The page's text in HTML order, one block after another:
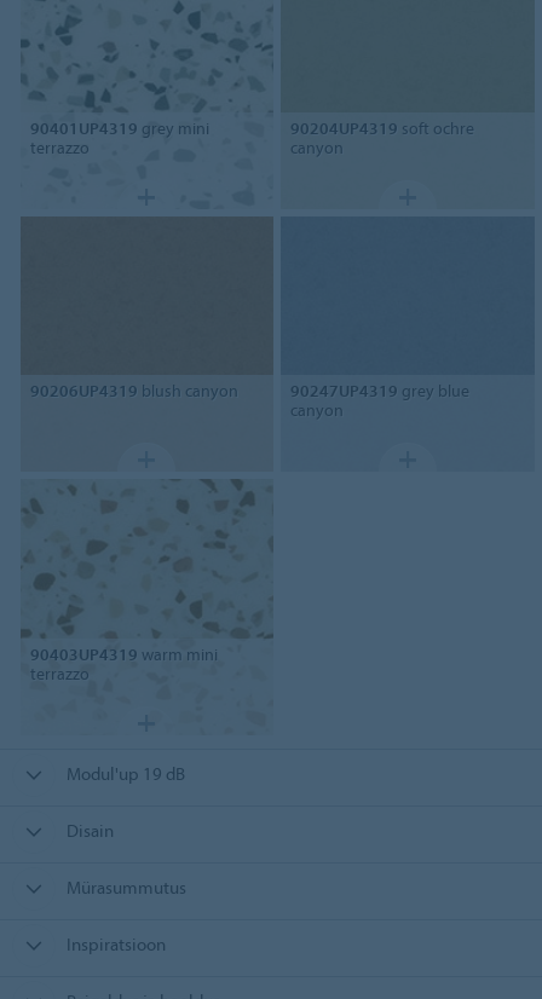
90401UP4319 grey mini
terrazzo
90204UP4319 soft ochre
canyon
90206UP4319 blush canyon 90247UP4319 grey blue
canyon
90403UP4319 warm mini
terrazzo
Modul'up 19 dB
Disain
Mürasummutus
Inspiratsioon